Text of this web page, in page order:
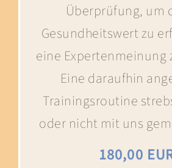
Überprüfung, um
Gesundheitswert zu
eine Expertenmeinung
Eine daraufhin
Trainingsroutine
oder nicht mit uns
180,00